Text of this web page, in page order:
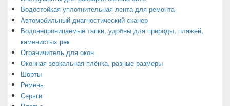
Водостойкая уплотнительная лента для ремонта
Автомобильный диагностический сканер
Водонепроницаемые тапки, удобны для природы, пляжей,
каменистых рек
Ограничитель для окон
Оконная зеркальная плёнка, разные размеры
Шорты
Ремень
Серьги